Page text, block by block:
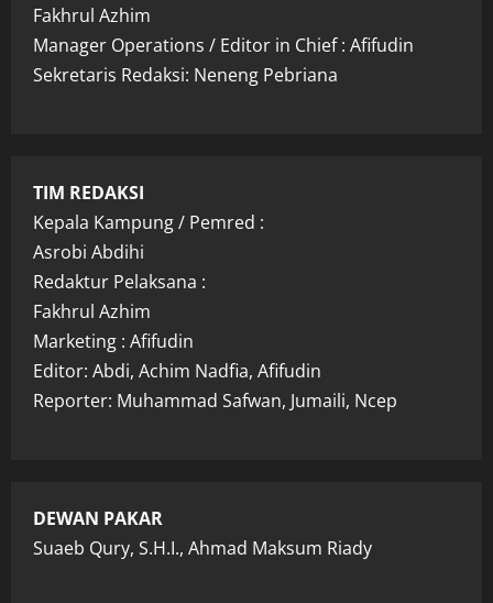
Fakhrul Azhim
Manager Operations / Editor in Chief : Afifudin
Sekretaris Redaksi: Neneng Pebriana
TIM REDAKSI
Kepala Kampung / Pemred :
Asrobi Abdihi
Redaktur Pelaksana :
Fakhrul Azhim
Marketing : Afifudin
Editor: Abdi, Achim Nadfia, Afifudin
Reporter: Muhammad Safwan, Jumaili, Ncep
DEWAN PAKAR
Suaeb Qury, S.H.I., Ahmad Maksum Riady